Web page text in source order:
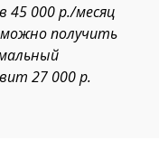
45 000 р./месяц
получить
27 000 р.